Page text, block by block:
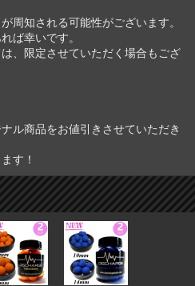
周知される可能性がございます。
ば幸いです。
、限定させていただく場合もござ
ル商品をお値引きさせていただき
す！